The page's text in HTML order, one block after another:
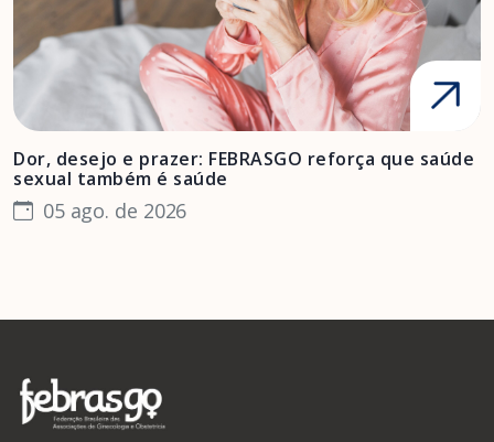
Dor, desejo e prazer: FEBRASGO reforça que saúde
sexual também é saúde
05 ago. de 2026